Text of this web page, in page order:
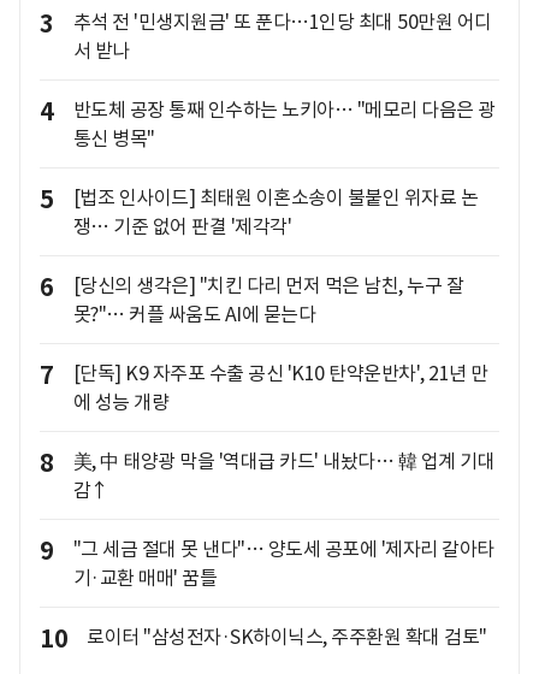
3
추석 전 '민생지원금' 또 푼다…1인당 최대 50만원 어디
서 받나
4
반도체 공장 통째 인수하는 노키아… "메모리 다음은 광
통신 병목"
5
[법조 인사이드] 최태원 이혼소송이 불붙인 위자료 논
쟁… 기준 없어 판결 '제각각'
6
[당신의 생각은] "치킨 다리 먼저 먹은 남친, 누구 잘
못?"… 커플 싸움도 AI에 묻는다
7
[단독] K9 자주포 수출 공신 'K10 탄약운반차', 21년 만
에 성능 개량
8
美, 中 태양광 막을 '역대급 카드' 내놨다… 韓 업계 기대
감↑
9
"그 세금 절대 못 낸다"… 양도세 공포에 '제자리 갈아타
기·교환 매매' 꿈틀
10 로이터 "삼성전자·SK하이닉스, 주주환원 확대 검토"